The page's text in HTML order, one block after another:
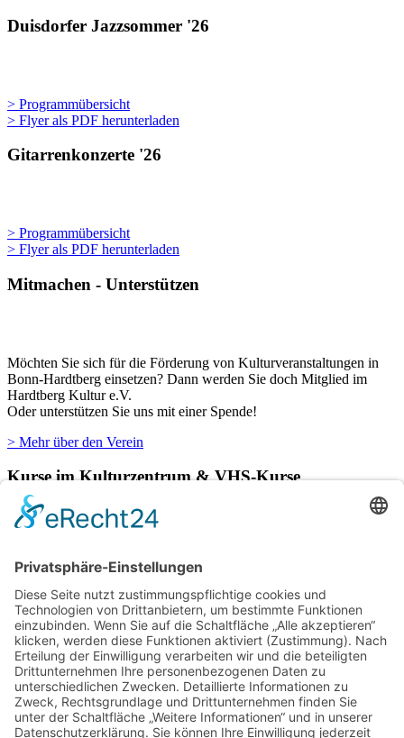
Duisdorfer Jazzsommer '26
> Programmübersicht
> Flyer als PDF herunterladen
Gitarrenkonzerte '26
> Programmübersicht
> Flyer als PDF herunterladen
Mitmachen - Unterstützen
Möchten Sie sich für die Förderung von Kulturveranstaltungen in
Bonn-Hardtberg einsetzen? Dann werden Sie doch Mitglied im
Hardtberg Kultur e.V.
Oder unterstützen Sie uns mit einer Spende!
> Mehr über den Verein
Kurse im Kulturzentrum & VHS-Kurse
Räumlichkeiten im Kulturzentrum für einige ihrer Kurse.
> Hier finden Sie eine aktuelle Übersicht.
Newsletter
Über alle Konzerte und Kurse informiert bleiben?